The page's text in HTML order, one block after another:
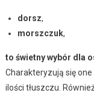
dorsz,
morszczuk,
to świetny wybór dla
Charakteryzują się
ilości tłuszczu.